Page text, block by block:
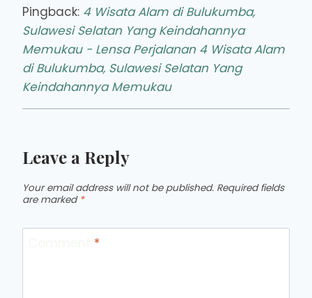
Pingback: 4 Wisata Alam di Bulukumba,
Sulawesi Selatan Yang Keindahannya
Memukau - Lensa Perjalanan 4 Wisata Alam
di Bulukumba, Sulawesi Selatan Yang
Keindahannya Memukau
Leave a Reply
Your email address will not be published. Required fields
are marked *
*